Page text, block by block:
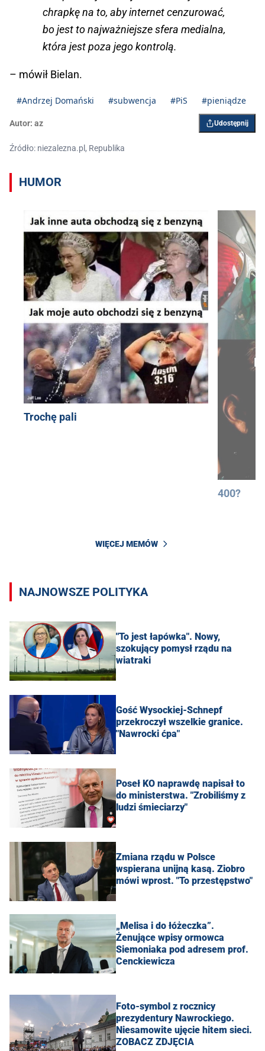
chrapkę na to, aby internet cenzurować,
bo jest to najważniejsze sfera medialna,
która jest poza jego kontrolą.
– mówił Bielan.
#Andrzej Domański #subwencja #PiS #pieniądze
Autor: az Udostępnij
Źródło: niezalezna.pl, Republika
HUMOR
Trochę pali
400?
WIĘCEJ MEMÓW
NAJNOWSZE POLITYKA
"To jest łapówka". Nowy,
szokujący pomysł rządu na
wiatraki
Gość Wysockiej-Schnepf
przekroczył wszelkie granice.
"Nawrocki ćpa"
Poseł KO naprawdę napisał to
do ministerstwa. "Zrobiliśmy z
ludzi śmieciarzy"
Zmiana rządu w Polsce
wspierana unijną kasą. Ziobro
mówi wprost. "To przestępstwo"
„Melisa i do łóżeczka”.
Żenujące wpisy ormowca
Siemoniaka pod adresem prof.
Cenckiewicza
Foto-symbol z rocznicy
prezydentury Nawrockiego.
Niesamowite ujęcie hitem sieci.
ZOBACZ ZDJĘCIA